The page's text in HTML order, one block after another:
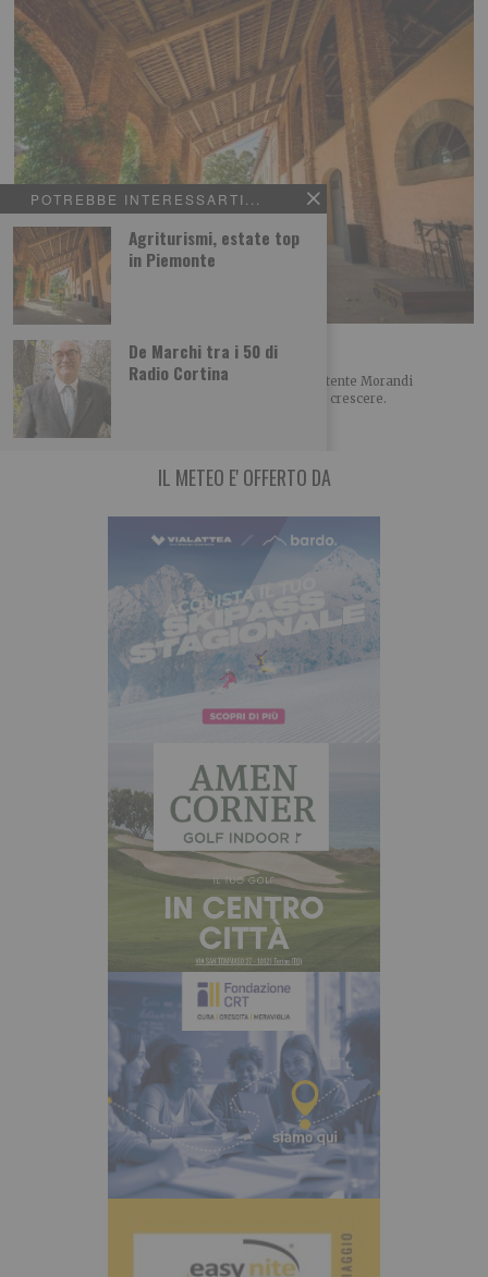
POTREBBE INTERESSARTI...
Agriturismi, estate top
in Piemonte
De Marchi tra i 50 di
Radio Cortina
Agriturismi, estate top in Piemonte
Agosto traina la stagione, settembre molto promettente Morandi
(Agriturist Piemonte): “Il turismo rurale continua a crescere.
IL METEO E' OFFERTO DA